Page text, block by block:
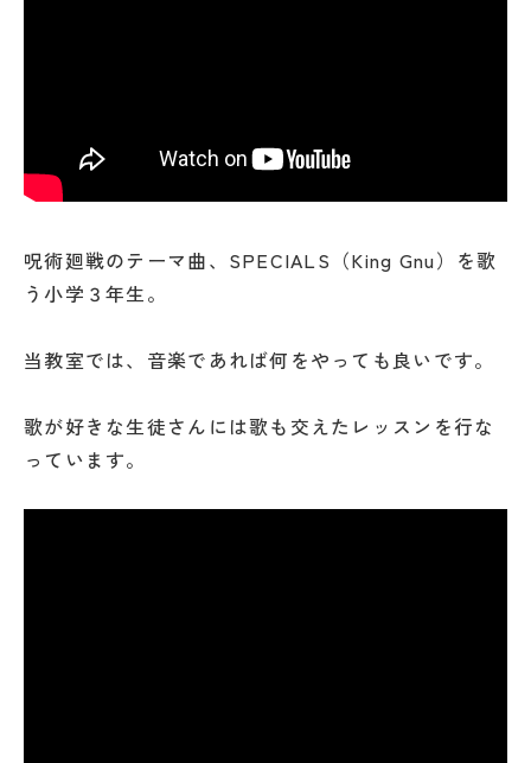
呪術廻戦のテーマ曲、SPECIALS（King Gnu）を歌
う小学３年生。
当教室では、音楽であれば何をやっても良いです。
歌が好きな生徒さんには歌も交えたレッスンを行な
っています。